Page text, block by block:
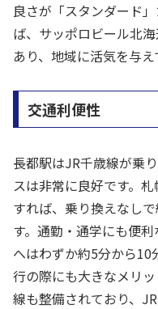
良さが「スタンダード
ば、サッポロビール北
あり、地域に活気を与え
交通利便性
長都駅はJR千歳線が乗
スは非常に良好です。
すれば、乗り換えなし
す。通勤・通学にも便
へはわずか約5分から10
行の際にも大きなメリ
線も整備されており、